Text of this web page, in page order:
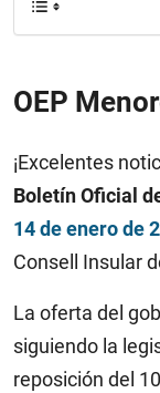
OEP
¡Excelentes
Boletín Oficial
14 de enero de
Consell Insular
La oferta del
siguiendo la
reposición del